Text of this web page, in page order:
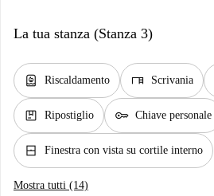
La tua stanza (Stanza 3)
water_heater Riscaldamento desk Scrivania
package Ripostiglio key Chiave personale
window_closed Finestra con vista su cortile interno
Mostra tutti (14)